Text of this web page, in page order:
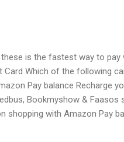
is the fastest way to pay
Card Which of the following
Pay balance Recharge
Bookmyshow & Faasos
shopping with Amazon Pay